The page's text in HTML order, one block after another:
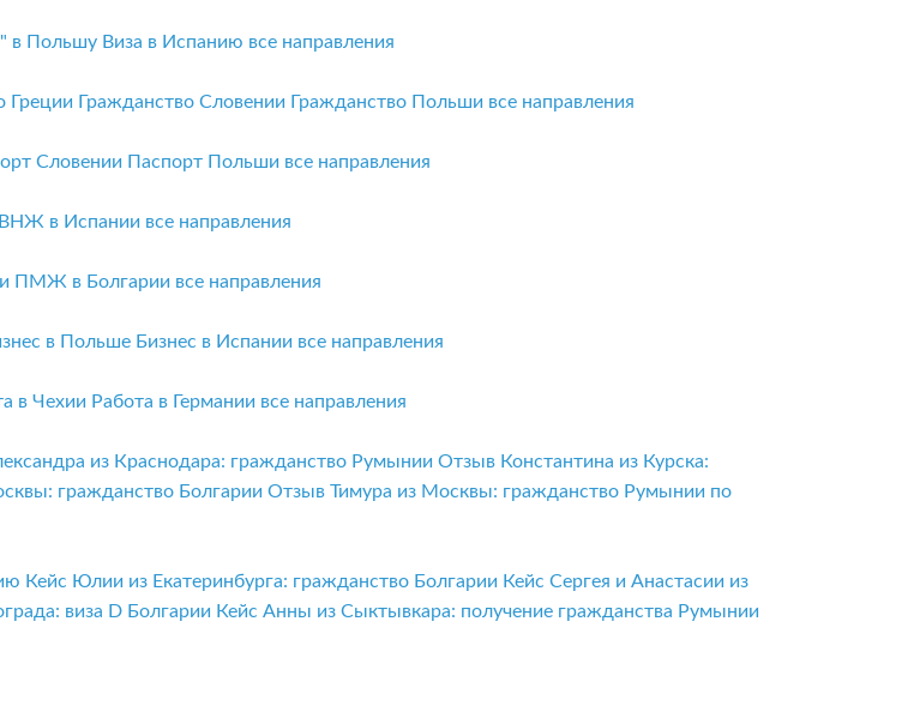
в Польшу Виза в Испанию все направления
Греции Гражданство Словении Гражданство Польши все направления
Словении Паспорт Польши все направления
ВНЖ в Испании все направления
ПМЖ в Болгарии все направления
в Польше Бизнес в Испании все направления
в Чехии Работа в Германии все направления
из Краснодара: гражданство Румынии Отзыв Константина из Курска:
гражданство Болгарии Отзыв Тимура из Москвы: гражданство Румынии по
Кейс Юлии из Екатеринбурга: гражданство Болгарии Кейс Сергея и Анастасии из
виза D Болгарии Кейс Анны из Сыктывкара: получение гражданства Румынии